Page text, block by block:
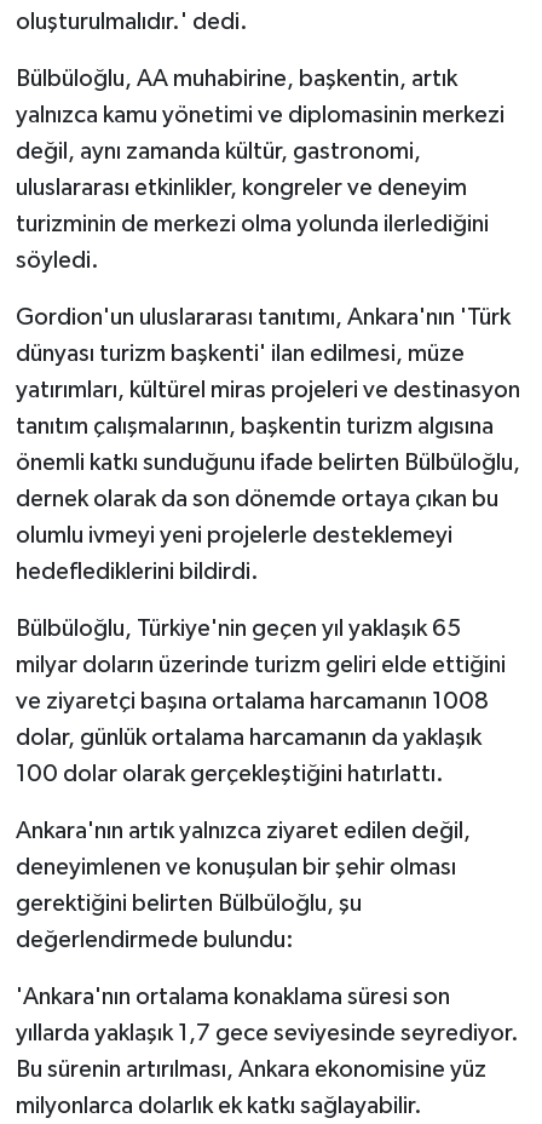
oluşturulmalıdır.' dedi.
Bülbüloğlu, AA muhabirine, başkentin, artık
yalnızca kamu yönetimi ve diplomasinin merkezi
değil, aynı zamanda kültür, gastronomi,
uluslararası etkinlikler, kongreler ve deneyim
turizminin de merkezi olma yolunda ilerlediğini
söyledi.
Gordion'un uluslararası tanıtımı, Ankara'nın 'Türk
dünyası turizm başkenti' ilan edilmesi, müze
yatırımları, kültürel miras projeleri ve destinasyon
tanıtım çalışmalarının, başkentin turizm algısına
önemli katkı sunduğunu ifade belirten Bülbüloğlu,
dernek olarak da son dönemde ortaya çıkan bu
olumlu ivmeyi yeni projelerle desteklemeyi
hedeflediklerini bildirdi.
Bülbüloğlu, Türkiye'nin geçen yıl yaklaşık 65
milyar doların üzerinde turizm geliri elde ettiğini
ve ziyaretçi başına ortalama harcamanın 1008
dolar, günlük ortalama harcamanın da yaklaşık
100 dolar olarak gerçekleştiğini hatırlattı.
Ankara'nın artık yalnızca ziyaret edilen değil,
deneyimlenen ve konuşulan bir şehir olması
gerektiğini belirten Bülbüloğlu, şu
değerlendirmede bulundu:
'Ankara'nın ortalama konaklama süresi son
yıllarda yaklaşık 1,7 gece seviyesinde seyrediyor.
Bu sürenin artırılması, Ankara ekonomisine yüz
milyonlarca dolarlık ek katkı sağlayabilir.